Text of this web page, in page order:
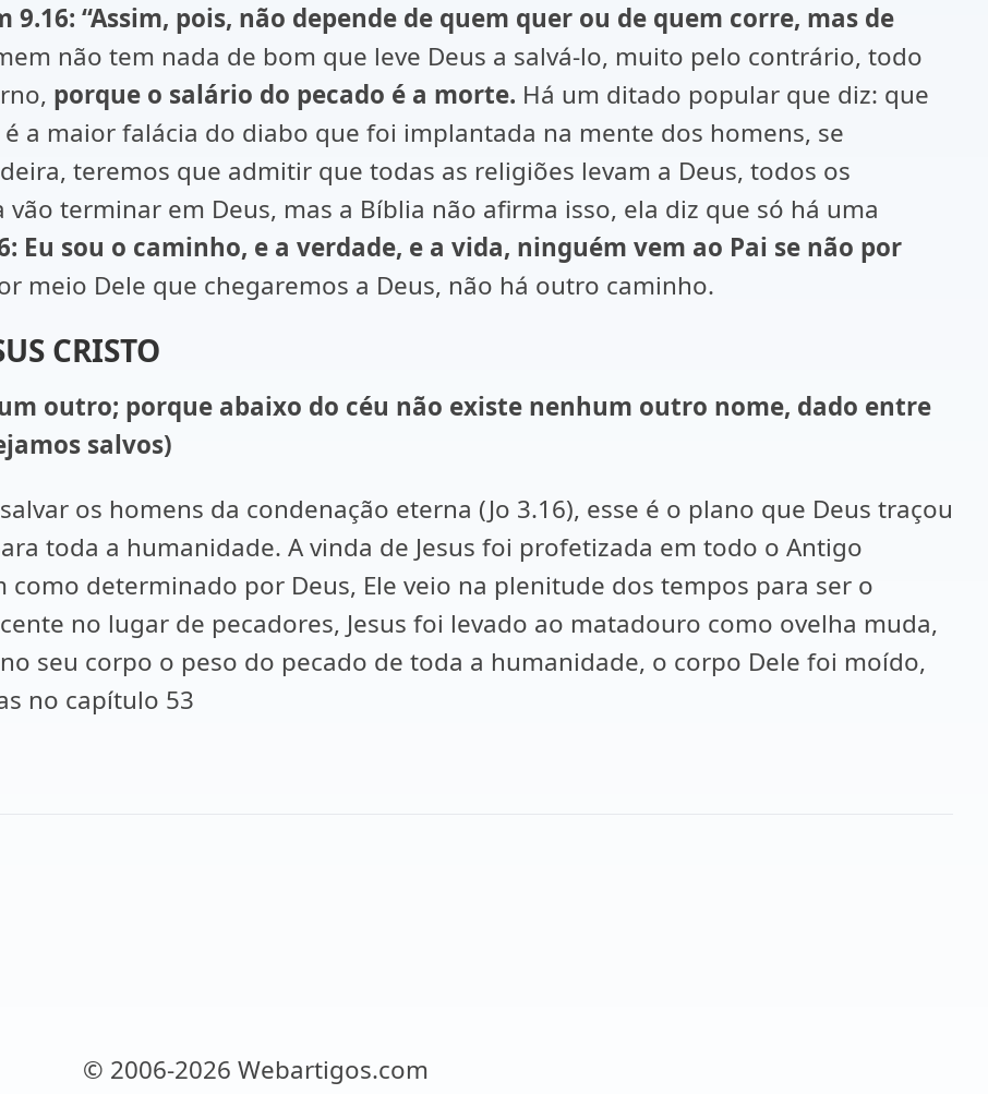
9.16: “Assim, pois, não depende de quem quer ou de quem corre, mas de
não tem nada de bom que leve Deus a salvá-lo, muito pelo contrário, todo
porque o salário do pecado é a morte. Há um ditado popular que diz: que
a maior falácia do diabo que foi implantada na mente dos homens, se
teremos que admitir que todas as religiões levam a Deus, todos os
terminar em Deus, mas a Bíblia não afirma isso, ela diz que só há uma
Eu sou o caminho, e a verdade, e a vida, ninguém vem ao Pai se não por
meio Dele que chegaremos a Deus, não há outro caminho.
CRISTO
outro; porque abaixo do céu não existe nenhum outro nome, dado entre
salvos)
os homens da condenação eterna (Jo 3.16), esse é o plano que Deus traçou
toda a humanidade. A vinda de Jesus foi profetizada em todo o Antigo
determinado por Deus, Ele veio na plenitude dos tempos para ser o
no lugar de pecadores, Jesus foi levado ao matadouro como ovelha muda,
seu corpo o peso do pecado de toda a humanidade, o corpo Dele foi moído,
no capítulo 53
© 2006-2026 Webartigos.com